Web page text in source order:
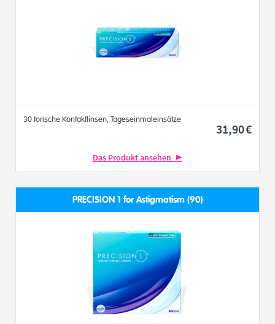
30 torische Kontaktlinsen, Tageseinmaleinsätze
31,90€
Das Produkt ansehen
PRECISION 1 for Astigmatism (90)